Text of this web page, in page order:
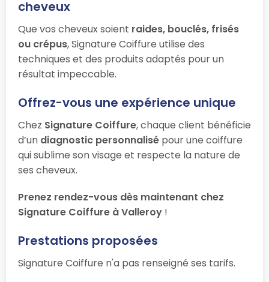
cheveux
Que vos cheveux soient raides, bouclés, frisés
ou crépus, Signature Coiffure utilise des
techniques et des produits adaptés pour un
résultat impeccable.
Offrez-vous une expérience unique
Chez Signature Coiffure, chaque client bénéficie
d’un diagnostic personnalisé pour une coiffure
qui sublime son visage et respecte la nature de
ses cheveux.
Prenez rendez-vous dès maintenant chez
Signature Coiffure à Valleroy !
Prestations proposées
Signature Coiffure n'a pas renseigné ses tarifs.